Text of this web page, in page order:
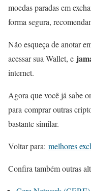
moedas paradas em
forma segura,
Não esqueça de anotar
acessar sua Wallet, e
internet.
Agora que você já sabe
para comprar outras
bastante similar.
Voltar para: melhores
Confira também outras